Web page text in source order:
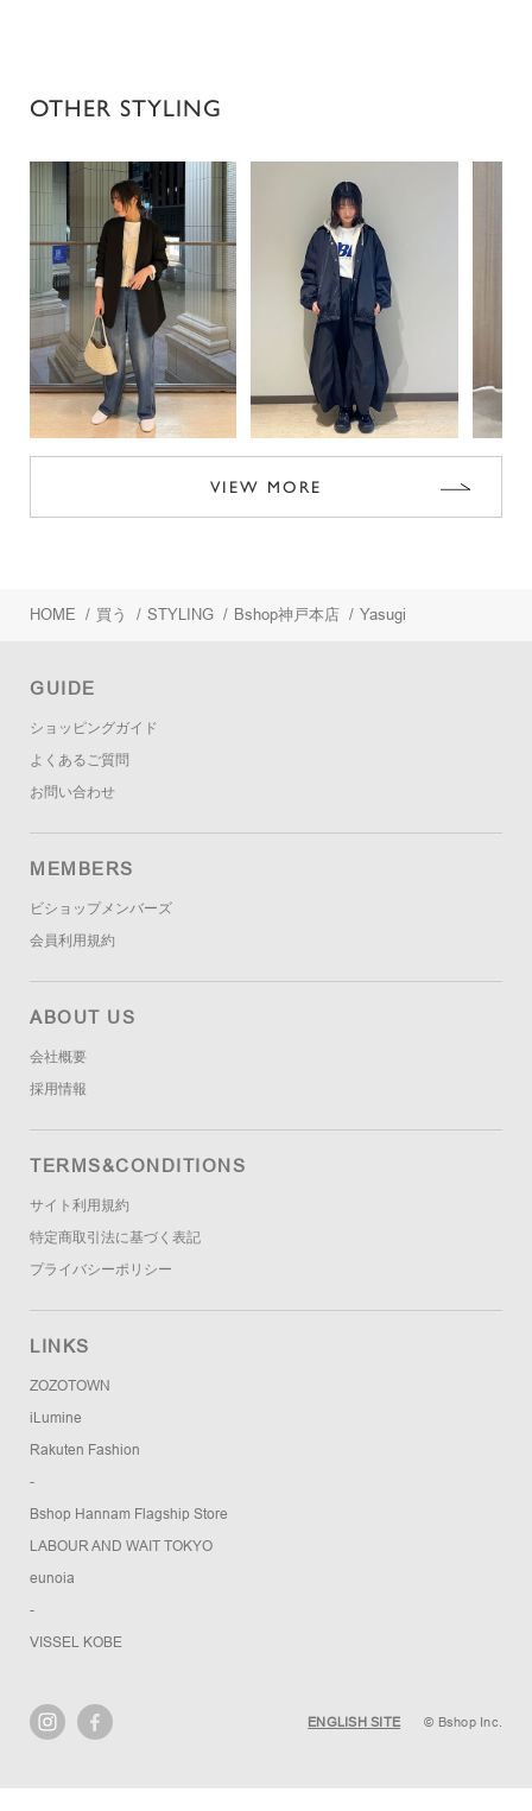
OTHER STYLING
VIEW MORE
HOME / 買う / STYLING / Bshop神戸本店 / Yasugi
GUIDE
ショッピングガイド
よくあるご質問
お問い合わせ
MEMBERS
ビショップメンバーズ
会員利用規約
ABOUT US
会社概要
採用情報
TERMS&CONDITIONS
サイト利用規約
特定商取引法に基づく表記
プライバシーポリシー
LINKS
ZOZOTOWN
iLumine
Rakuten Fashion
-
Bshop Hannam Flagship Store
LABOUR AND WAIT TOKYO
eunoia
-
VISSEL KOBE
ENGLISH SITE © Bshop Inc.